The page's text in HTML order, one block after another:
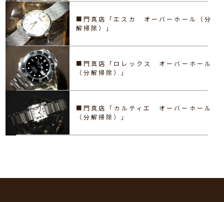
■門真店「エスカ オーバーホール（分
解掃除）」
■門真店「ロレックス オーバーホール
（分解掃除）」
■門真店「カルティエ オーバーホール
（分解掃除）」